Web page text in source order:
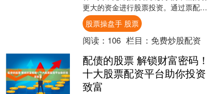
更大的资金进行股票投资。通过票配
资，投资者可以放大收益空间，提升投
资效率。 郑州原油期货配资....
股票操盘手 股票
阅读： 106 栏目： 免费炒股配资
配债的股票 解锁财富密码！
十大股票配资平台助你投资
致富